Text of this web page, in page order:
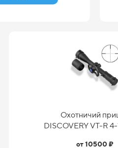
Охотничий
DISCOVERY VT-R
от 10500 ₽